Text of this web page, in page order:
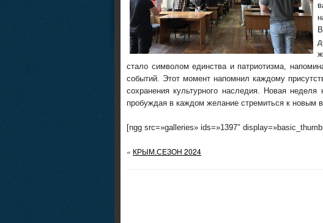
стало символом единства и патриотизма,
событий. Этот момент напомнил каждому
сохранения культурного наследия. Новая
пробуждая в каждом желание стремиться к новым
[ngg src=»galleries» ids=»1397″
« КРЫМ.СЕЗОН 2024